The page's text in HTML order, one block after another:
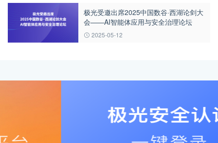
极光受邀出席2025中国数谷·西湖论剑大
会——AI智能体应用与安全治理论坛
2025-05-12